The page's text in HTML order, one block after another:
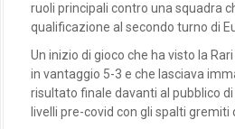
ruoli principali contro una squadra
qualificazione al secondo turno di
Un inizio di gioco che ha visto la
in vantaggio 5-3 e che lasciava
risultato finale davanti al pubblico
livelli pre-covid con gli spalti gremiti